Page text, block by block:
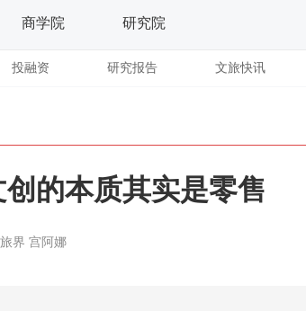
商学院 研究院
投融资 研究报告 文旅快讯
的本质其实是零售
界 宫阿娜